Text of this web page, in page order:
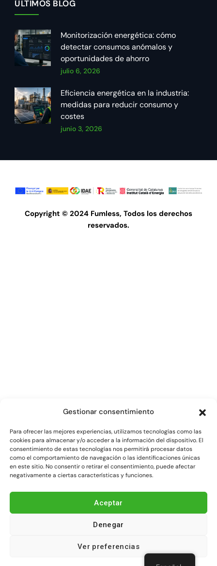
Gestionar consentimiento
Para ofrecer las mejores experiencias, utilizamos tecnologías como las
cookies para almacenar y/o acceder a la información del dispositivo. El
consentimiento de estas tecnologías nos permitirá procesar datos
como el comportamiento de navegación o las identificaciones únicas
en este sitio. No consentir o retirar el consentimiento, puede afectar
negativamente a ciertas características y funciones.
Aceptar
Denegar
Ver preferencias
ÚLTIMOS BLOG
Monitorización energética: cómo
detectar consumos anómalos y
oportunidades de ahorro
julio 6, 2026
Eficiencia energética en la industria:
medidas para reducir consumo y
costes
junio 3, 2026
Copyright © 2024 Fumless, Todos los derechos
reservados.